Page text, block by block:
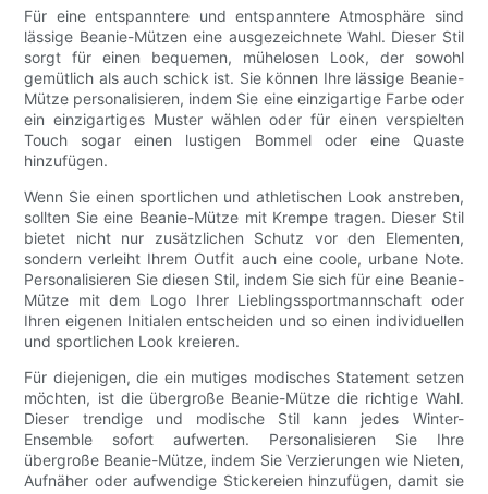
Für eine entspanntere und entspanntere Atmosphäre sind
lässige Beanie-Mützen eine ausgezeichnete Wahl. Dieser Stil
sorgt für einen bequemen, mühelosen Look, der sowohl
gemütlich als auch schick ist. Sie können Ihre lässige Beanie-
Mütze personalisieren, indem Sie eine einzigartige Farbe oder
ein einzigartiges Muster wählen oder für einen verspielten
Touch sogar einen lustigen Bommel oder eine Quaste
hinzufügen.
Wenn Sie einen sportlichen und athletischen Look anstreben,
sollten Sie eine Beanie-Mütze mit Krempe tragen. Dieser Stil
bietet nicht nur zusätzlichen Schutz vor den Elementen,
sondern verleiht Ihrem Outfit auch eine coole, urbane Note.
Personalisieren Sie diesen Stil, indem Sie sich für eine Beanie-
Mütze mit dem Logo Ihrer Lieblingssportmannschaft oder
Ihren eigenen Initialen entscheiden und so einen individuellen
und sportlichen Look kreieren.
Für diejenigen, die ein mutiges modisches Statement setzen
möchten, ist die übergroße Beanie-Mütze die richtige Wahl.
Dieser trendige und modische Stil kann jedes Winter-
Ensemble sofort aufwerten. Personalisieren Sie Ihre
übergroße Beanie-Mütze, indem Sie Verzierungen wie Nieten,
Aufnäher oder aufwendige Stickereien hinzufügen, damit sie